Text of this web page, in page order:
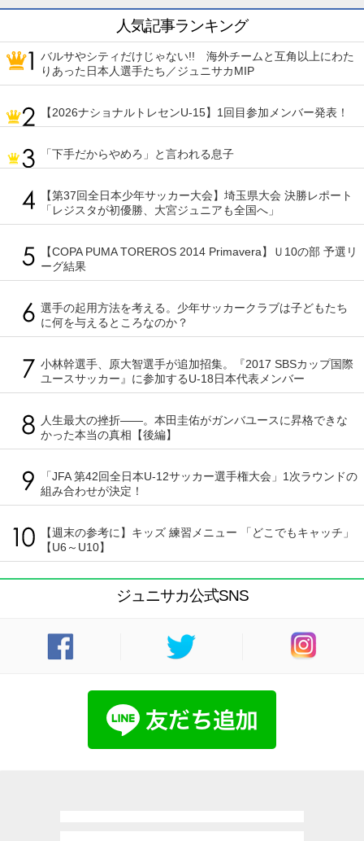
人気記事ランキング
バルサやシティだけじゃない!! 海外チームと互角以上にわた
りあった日本人選手たち／ジュニサカMIP
【2026ナショナルトレセンU-15】1回目参加メンバー発表！
「下手だからやめろ」と言われる息子
【第37回全日本少年サッカー大会】埼玉県大会 決勝レポート
「レジスタが初優勝、大宮ジュニアも全国へ」
【COPA PUMA TOREROS 2014 Primavera】Ｕ10の部 予選リ
ーグ結果
選手の起用方法を考える。少年サッカークラブは子どもたち
に何を与えるところなのか？
小林幹選手、原大智選手が追加招集。『2017 SBSカップ国際
ユースサッカー』に参加するU-18日本代表メンバー
人生最大の挫折――。本田圭佑がガンバユースに昇格できな
かった本当の真相【後編】
「JFA 第42回全日本U-12サッカー選手権大会」1次ラウンドの
組み合わせが決定！
【週末の参考に】キッズ 練習メニュー 「どこでもキャッチ」
【U6～U10】
ジュニサカ公式SNS